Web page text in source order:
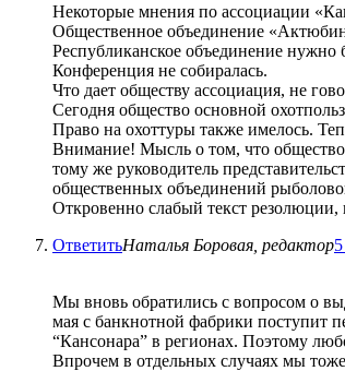
Некоторые мнения по ассоциации
Общественное объединение
Республиканское объединение
Конференция не собиралась.
Что дает обществу ассоциация, не
Сегодня общество основной
Право на охоттуры также имелось.
Внимание! Мысль о том, что общество
тому же руководитель
общественных объединений
Откровенно слабый текст резолюции,
ОтветитьНаталья Боровая, редактор
Мы вновь обратились с вопросом о
мая с банкнотной фабрики поступит
“Кансонара” в регионах. Поэтому
Впрочем в отдельных случаях мы